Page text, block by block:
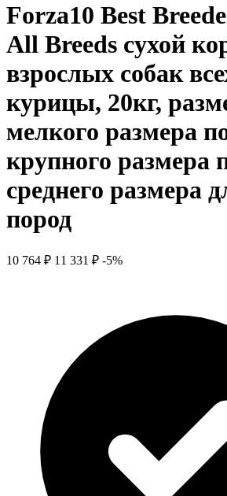
Forza10 Best
All Breeds сухой
взрослых собак
курицы, 20кг,
мелкого размера
крупного размера
среднего размера
пород
10 764 ₽ 11 331 ₽ -5%